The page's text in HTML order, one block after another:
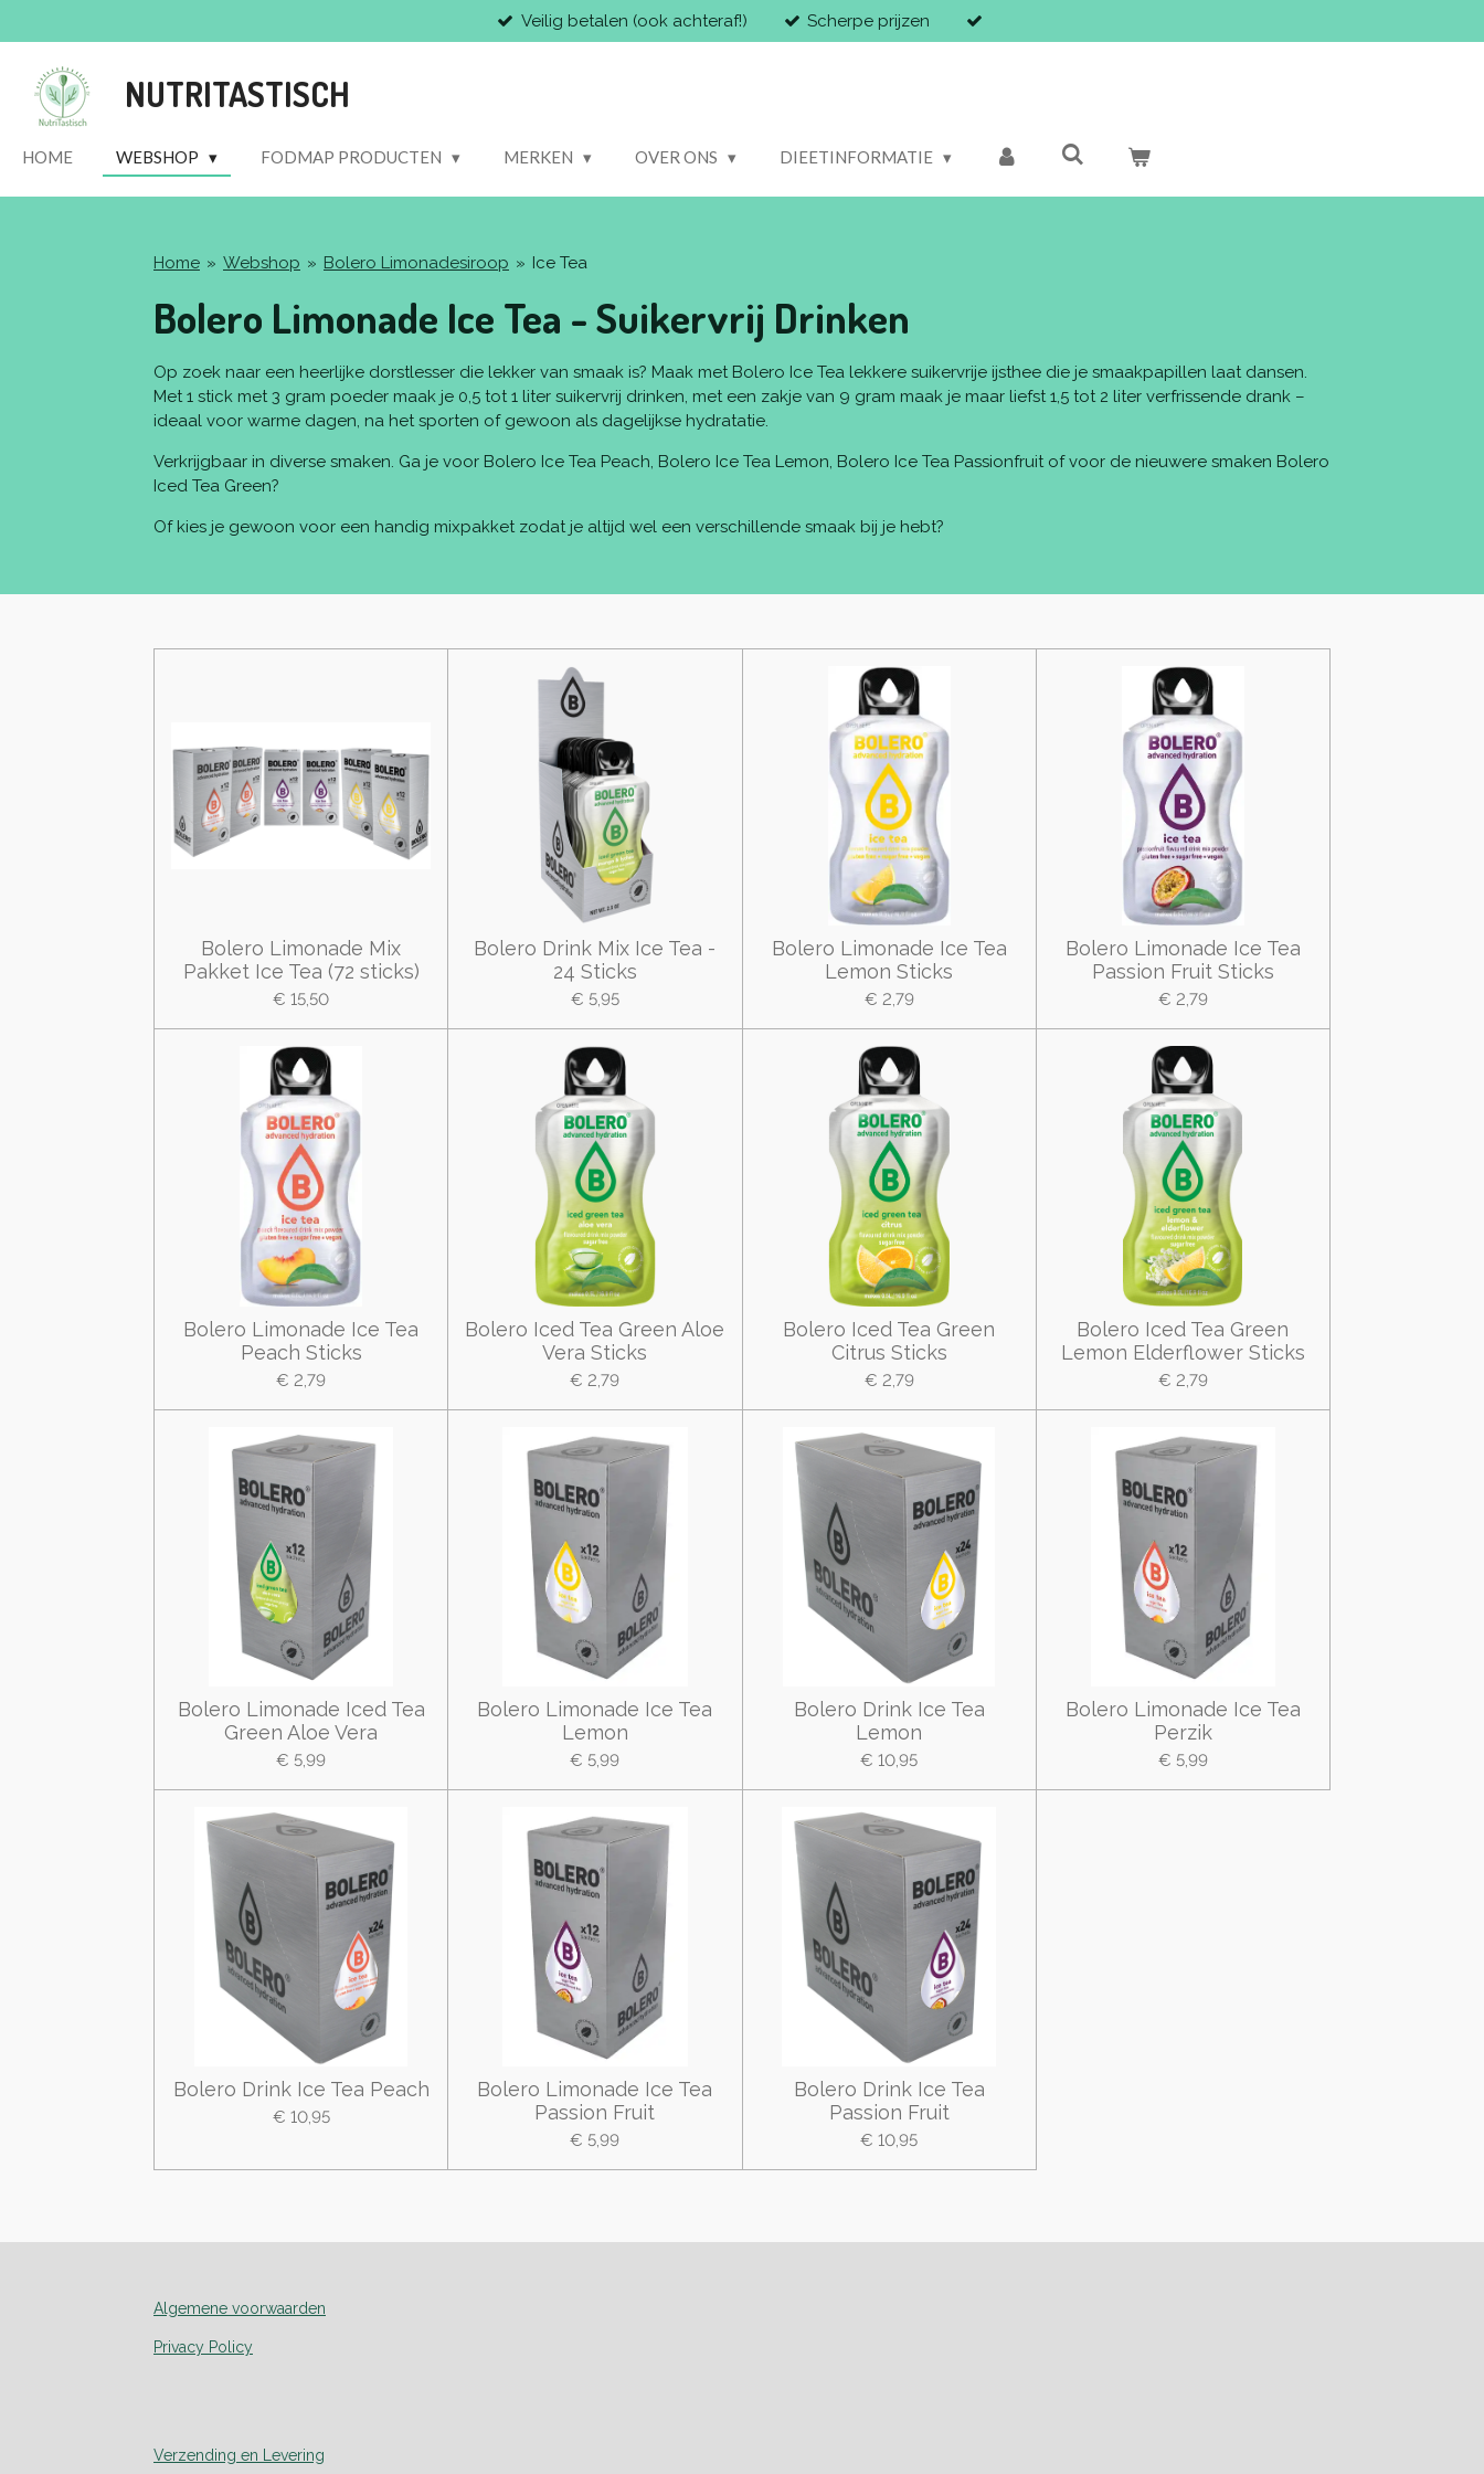
direct
naar
hoofdinhoud
Veilig betalen (ook achteraf!) Scherpe prijzen
NUTRITASTISCH
HOME WEBSHOP FODMAP PRODUCTEN MERKEN OVER ONS DIEETINFORMATIE
Home » Webshop » Bolero Limonadesiroop » Ice Tea
Bolero Limonade Ice Tea - Suikervrij Drinken
Op zoek naar een heerlijke dorstlesser die lekker van smaak is? Maak met Bolero Ice Tea lekkere suikervrije ijsthee die je smaakpapillen laat dansen.
Met 1 stick met 3 gram poeder maak je 0,5 tot 1 liter suikervrij drinken, met een zakje van 9 gram maak je maar liefst 1,5 tot 2 liter verfrissende drank –
ideaal voor warme dagen, na het sporten of gewoon als dagelijkse hydratatie.
Verkrijgbaar in diverse smaken. Ga je voor Bolero Ice Tea Peach, Bolero Ice Tea Lemon, Bolero Ice Tea Passionfruit of voor de nieuwere smaken Bolero
Iced Tea Green?
Of kies je gewoon voor een handig mixpakket zodat je altijd wel een verschillende smaak bij je hebt?
Bolero Limonade Mix
Pakket Ice Tea (72 sticks)
€ 15,50
Bolero Drink Mix Ice Tea -
24 Sticks
€ 5,95
Bolero Limonade Ice Tea
Lemon Sticks
€ 2,79
Bolero Limonade Ice Tea
Passion Fruit Sticks
€ 2,79
Bolero Limonade Ice Tea
Peach Sticks
€ 2,79
Bolero Iced Tea Green Aloe
Vera Sticks
€ 2,79
Bolero Iced Tea Green
Citrus Sticks
€ 2,79
Bolero Iced Tea Green
Lemon Elderflower Sticks
€ 2,79
Bolero Limonade Iced Tea
Green Aloe Vera
€ 5,99
Bolero Limonade Ice Tea
Lemon
€ 5,99
Bolero Drink Ice Tea
Lemon
€ 10,95
Bolero Limonade Ice Tea
Perzik
€ 5,99
Bolero Drink Ice Tea Peach
€ 10,95
Bolero Limonade Ice Tea
Passion Fruit
€ 5,99
Bolero Drink Ice Tea
Passion Fruit
€ 10,95
Algemene voorwaarden
Privacy Policy
Verzending en Levering